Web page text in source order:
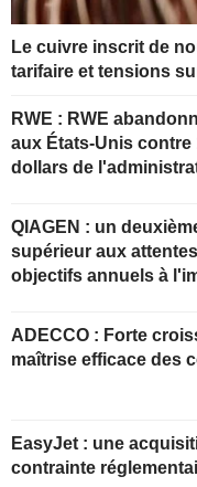
Le cuivre inscrit de
tarifaire et tensions
RWE : RWE abandonne l'éolien offshore
aux États-Unis contre
dollars de
QIAGEN : un deuxième trimestre
supérieur aux
objectifs annuels à
ADECCO : Forte croissance organique et
maîtrise efficace des
EasyJet : une
contrainte